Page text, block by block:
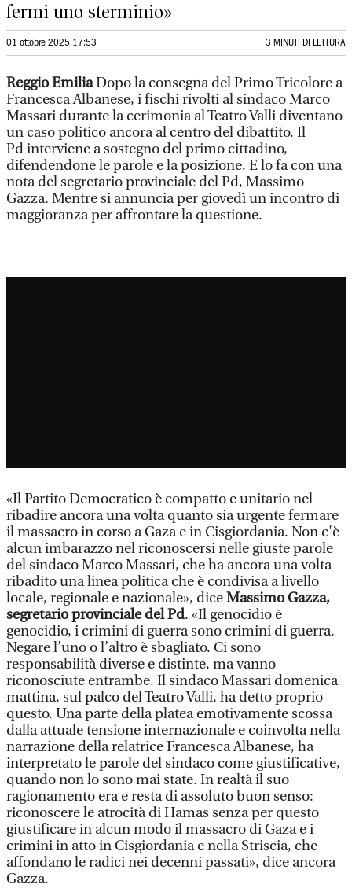
fermi uno sterminio»
01 ottobre 2025 17:53 3 MINUTI DI LETTURA
Reggio EmiliaDopo la consegna del Primo Tricolore a
Francesca Albanese, i fischi rivolti al sindaco Marco
Massari durante la cerimonia al Teatro Valli diventano
un caso politico ancora al centro del dibattito. Il
Pd interviene a sostegno del primo cittadino,
difendendone le parole e la posizione. E lo fa con una
nota del segretario provinciale del Pd, Massimo
Gazza. Mentre si annuncia per giovedì un incontro di
maggioranza per affrontare la questione.
«Il Partito Democratico è compatto e unitario nel
ribadire ancora una volta quanto sia urgente fermare
il massacro in corso a Gaza e in Cisgiordania. Non c'è
alcun imbarazzo nel riconoscersi nelle giuste parole
del sindaco Marco Massari, che ha ancora una volta
ribadito una linea politica che è condivisa a livello
locale, regionale e nazionale», diceMassimo Gazza,
segretario provinciale del Pd. «Il genocidio è
genocidio, i crimini di guerra sono crimini di guerra.
Negare l’uno o l’altro è sbagliato. Ci sono
responsabilità diverse e distinte, ma vanno
riconosciute entrambe. Il sindaco Massari domenica
mattina, sul palco del Teatro Valli, ha detto proprio
questo. Una parte della platea emotivamente scossa
dalla attuale tensione internazionale e coinvolta nella
narrazione della relatrice Francesca Albanese, ha
interpretato le parole del sindaco come giustificative,
quando non lo sono mai state. In realtà il suo
ragionamento era e resta di assoluto buon senso:
riconoscere le atrocità di Hamas senza per questo
giustificare in alcun modo il massacro di Gaza e i
crimini in atto in Cisgiordania e nella Striscia, che
affondano le radici nei decenni passati», dice ancora
Gazza.